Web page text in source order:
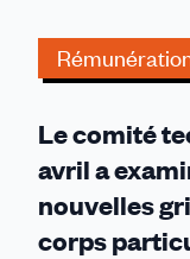
Le comité
avril a
nouvelles
corps